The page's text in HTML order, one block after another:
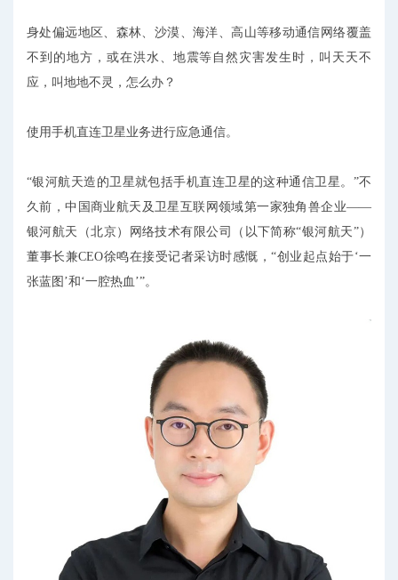
身处偏远地区、森林、沙漠、海洋、高山等移动通信网络覆盖
不到的地方，或在洪水、地震等自然灾害发生时，叫天天不
应，叫地地不灵，怎么办？
使用手机直连卫星业务进行应急通信。
“银河航天造的卫星就包括手机直连卫星的这种通信卫星。”不
久前，中国商业航天及卫星互联网领域第一家独角兽企业——
银河航天（北京）网络技术有限公司（以下简称“银河航天”）
董事长兼CEO徐鸣在接受记者采访时感慨，“创业起点始于‘一
张蓝图’和‘一腔热血’”。